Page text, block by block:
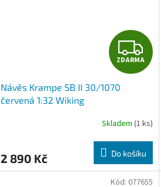
Z
D
R
M
A
ZDARMA
Návěs Krampe SB II 30/1070
červená 1:32 Wiking
Skladem (1 ks)
2 890 Kč Do košíku
Kód: 077655